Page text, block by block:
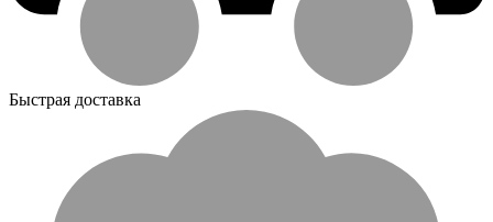
Быстрая доставка